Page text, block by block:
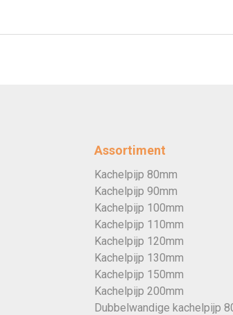
Assortiment
Kachelpijp 80mm
Kachelpijp 90mm
Kachelpijp 100mm
Kachelpijp 110mm
Kachelpijp 120mm
Kachelpijp 130mm
Kachelpijp 150mm
Kachelpijp 200mm
Dubbelwandige kachelpijp